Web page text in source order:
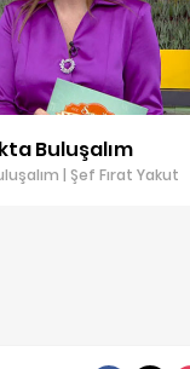
Buluşalım
| Şef Fırat Yakut